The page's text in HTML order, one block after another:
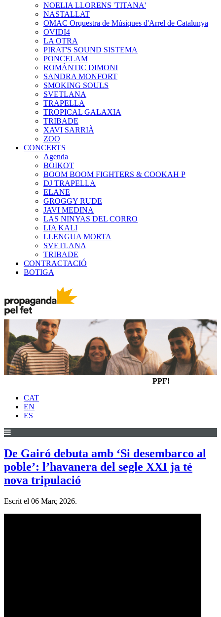
NOELIA LLORENS 'TITANA'
NASTALLAT
OMAC Orquestra de Músiques d'Arrel de Catalunya
OVIDI4
LA OTRA
PIRAT'S SOUND SISTEMA
PONCELAM
ROMÀNTIC DIMONI
SANDRA MONFORT
SMOKING SOULS
SVETLANA
TRAPELLA
TROPICAL GALAXIA
TRIBADE
XAVI SARRIÀ
ZOO
CONCERTS
Agenda
BOIKOT
BOOM BOOM FIGHTERS & COOKAH P
DJ TRAPELLA
ELANE
GROGGY RUDE
JAVI MEDINA
LAS NINYAS DEL CORRO
LIA KALI
LLENGUA MORTA
SVETLANA
TRIBADE
CONTRACTACIÓ
BOTIGA
PPF!
CAT
EN
ES
De Gairó debuta amb ‘Si desembarco al
poble’: l’havanera del segle XXI ja té
nova tripulació
Escrit el 06 Març 2026.